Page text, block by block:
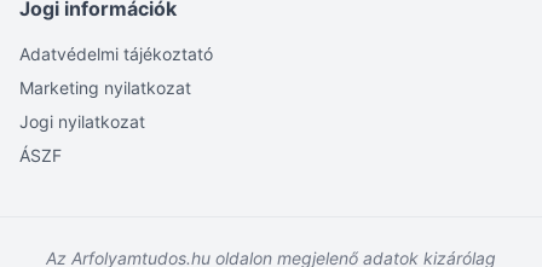
Jogi információk
Adatvédelmi tájékoztató
Marketing nyilatkozat
Jogi nyilatkozat
ÁSZF
Az Arfolyamtudos.hu oldalon megjelenő adatok kizárólag